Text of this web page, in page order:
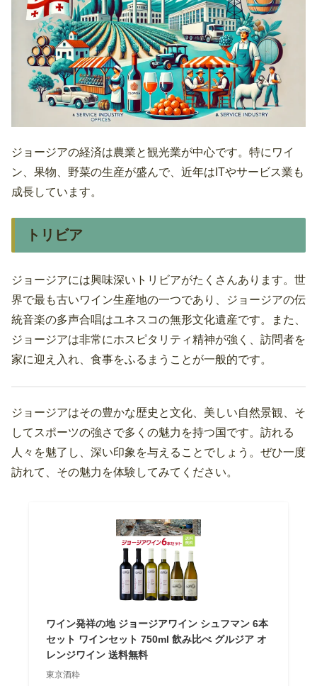
ジョージアの経済は農業と観光業が中心です。特にワイ
ン、果物、野菜の生産が盛んで、近年はITやサービス業も
成長しています。
トリビア
ジョージアには興味深いトリビアがたくさんあります。世
界で最も古いワイン生産地の一つであり、ジョージアの伝
統音楽の多声合唱はユネスコの無形文化遺産です。また、
ジョージアは非常にホスピタリティ精神が強く、訪問者を
家に迎え入れ、食事をふるまうことが一般的です。
ジョージアはその豊かな歴史と文化、美しい自然景観、そ
してスポーツの強さで多くの魅力を持つ国です。訪れる
人々を魅了し、深い印象を与えることでしょう。ぜひ一度
訪れて、その魅力を体験してみてください。
ワイン発祥の地 ジョージアワイン シュフマン 6本
セット ワインセット 750ml 飲み比べ グルジア オ
レンジワイン 送料無料
東京酒粋